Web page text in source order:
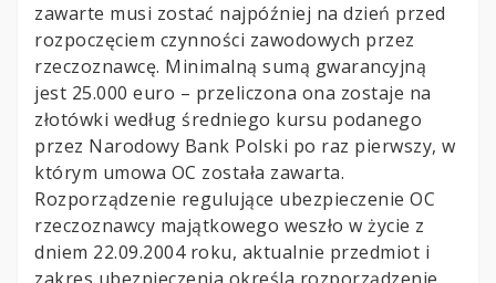
zawarte musi zostać najpóźniej na dzień przed
rozpoczęciem czynności zawodowych przez
rzeczoznawcę. Minimalną sumą gwarancyjną
jest 25.000 euro – przeliczona ona zostaje na
złotówki według średniego kursu podanego
przez Narodowy Bank Polski po raz pierwszy, w
którym umowa OC została zawarta.
Rozporządzenie regulujące ubezpieczenie OC
rzeczoznawcy majątkowego weszło w życie z
dniem 22.09.2004 roku, aktualnie przedmiot i